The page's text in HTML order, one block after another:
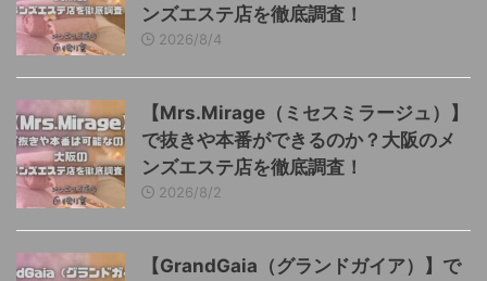
ンズエステ店を徹底調査！
2026/8/4
【Mrs.Mirage（ミセスミラージュ）】
で抜きや本番ができるのか？大阪のメ
ンズエステ店を徹底調査！
2026/8/2
【GrandGaia（グランドガイア）】で